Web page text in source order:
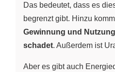
Das bedeutet, dass es
begrenzt gibt. Hinzu
Gewinnung und
schadet. Außerdem ist
Aber es gibt auch